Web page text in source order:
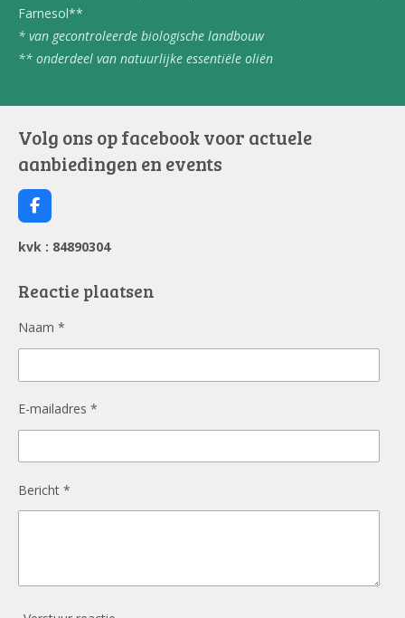
Farnesol**
* van gecontroleerde biologische landbouw
** onderdeel van natuurlijke essentiële oliën
Volg ons op facebook voor actuele
aanbiedingen en events
F
a
c
e
o
kvk : 84890304
Reactie plaatsen
Naam *
E-mailadres *
Bericht *